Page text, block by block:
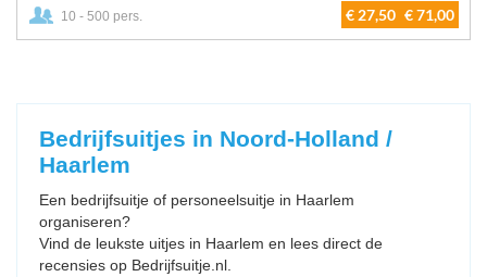
10 - 500 pers. € 27,50 € 71,00
Bedrijfsuitjes in Noord-Holland /
Haarlem
Een bedrijfsuitje of personeelsuitje in Haarlem
organiseren?
Vind de leukste uitjes in Haarlem en lees direct de
recensies op Bedrijfsuitje.nl.